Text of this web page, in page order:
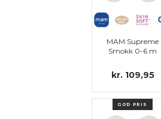
MAM Supreme
Smokk 0-6 m
kr. 109,95
GOD PRIS